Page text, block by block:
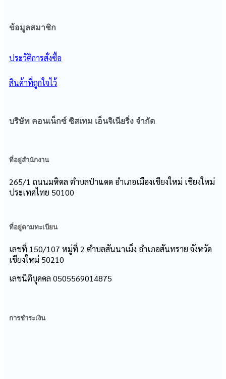
ข้อมูลสมาชิก
ประวัติการสั่งซื้อ
สินค้าที่ถูกใจไว้
บริษัท คอนเน็กซ์ ซิสเทม เอ็นจิเนียริ่ง จํากัด
ที่อยู่สำนักงาน
265/1 ถนนมหิดล ตำบลป่าแดด อำเภอเมืองเชียงใหม่ เชียงใหม่
ประเทศไทย 50100
ที่อยู่ตามทะเบียน
เลขที่ 150/107 หมู่ที่ 2 ตําบลสันนาเม็ง อําเภอสันทราย จังหวัด
เชียงใหม่ 50210
เลขนิติบุคคล 0505569014875
การชำระเงิน